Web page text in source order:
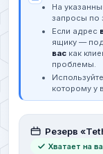
На
запросы по
Если адрес
ящику —
вас как
проблемы.
которому у
Резерв
Хватает на